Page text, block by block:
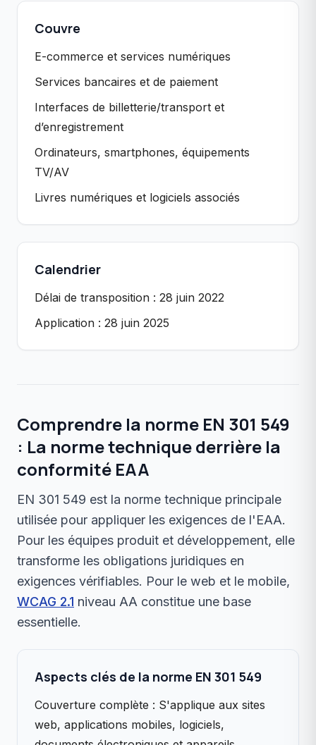
Couvre
E-commerce et services numériques
Services bancaires et de paiement
Interfaces de billetterie/transport et
d’enregistrement
Ordinateurs, smartphones, équipements
TV/AV
Livres numériques et logiciels associés
Calendrier
Délai de transposition : 28 juin 2022
Application : 28 juin 2025
Comprendre la norme EN 301 549
: La norme technique derrière la
conformité EAA
EN 301 549 est la norme technique principale
utilisée pour appliquer les exigences de l'EAA.
Pour les équipes produit et développement, elle
transforme les obligations juridiques en
exigences vérifiables. Pour le web et le mobile,
WCAG 2.1 niveau AA constitue une base
essentielle.
Aspects clés de la norme EN 301 549
Couverture complète : S'applique aux sites
web, applications mobiles, logiciels,